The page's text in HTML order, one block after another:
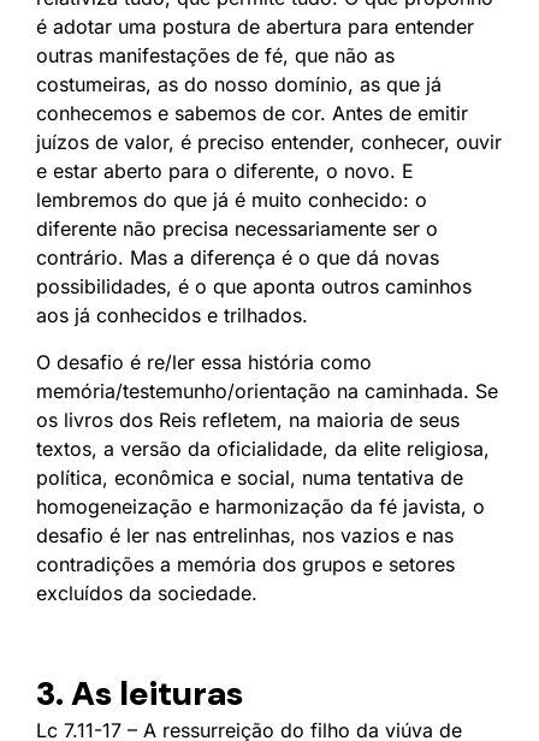
é adotar uma postura de abertura para entender
outras manifestações de fé, que não as
costumeiras, as do nosso domínio, as que já
conhecemos e sabemos de cor. Antes de emitir
juízos de valor, é preciso entender, conhecer, ouvir
e estar aberto para o diferente, o novo. E
lembremos do que já é muito conhecido: o
diferente não precisa necessariamente ser o
contrário. Mas a diferença é o que dá novas
possibilidades, é o que aponta outros caminhos
aos já conhecidos e trilhados.
O desafio é re/ler essa história como
memória/testemunho/orientação na caminhada. Se
os livros dos Reis refletem, na maioria de seus
textos, a versão da oficialidade, da elite religiosa,
política, econômica e social, numa tentativa de
homogeneização e harmonização da fé javista, o
desafio é ler nas entrelinhas, nos vazios e nas
contradições a memória dos grupos e setores
excluídos da sociedade.
3. As leituras
Lc 7.11-17 – A ressurreição do filho da viúva de